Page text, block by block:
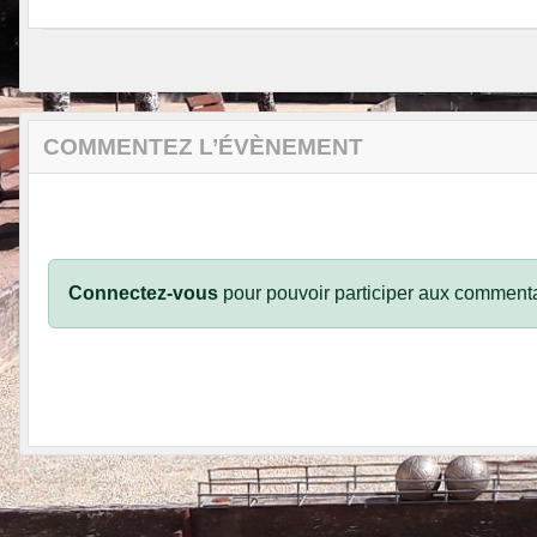
COMMENTEZ L’ÉVÈNEMENT
Connectez-vous pour pouvoir participer aux